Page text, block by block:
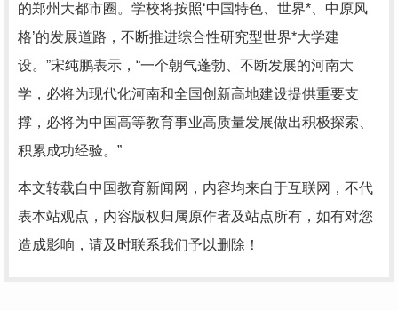
的郑州大都市圈。学校将按照‘中国特色、世界*、中原风
格’的发展道路，不断推进综合性研究型世界*大学建
设。”宋纯鹏表示，“一个朝气蓬勃、不断发展的河南大
学，必将为现代化河南和全国创新高地建设提供重要支
撑，必将为中国高等教育事业高质量发展做出积极探索、
积累成功经验。”
本文转载自中国教育新闻网，内容均来自于互联网，不代
表本站观点，内容版权归属原作者及站点所有，如有对您
造成影响，请及时联系我们予以删除！